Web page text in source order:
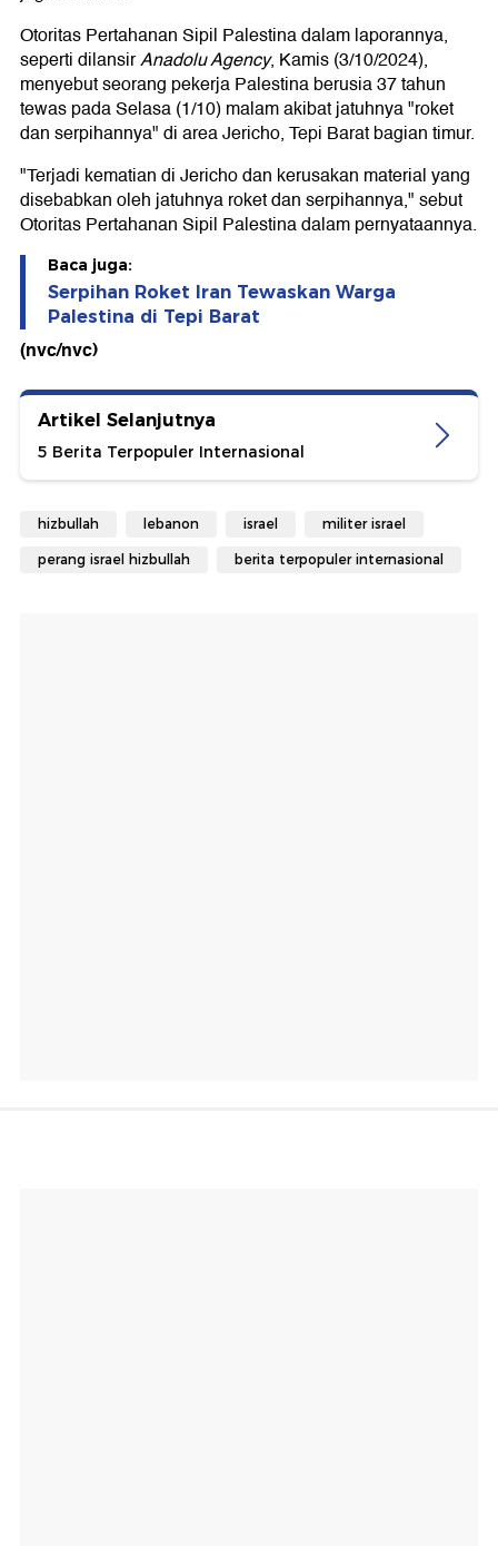
Otoritas Pertahanan Sipil Palestina dalam laporannya,
seperti dilansirAnadolu Agency, Kamis (3/10/2024),
menyebut seorang pekerja Palestina berusia 37 tahun
tewas pada Selasa (1/10) malam akibat jatuhnya "roket
dan serpihannya" di area Jericho, Tepi Barat bagian timur.
"Terjadi kematian di Jericho dan kerusakan material yang
disebabkan oleh jatuhnya roket dan serpihannya," sebut
Otoritas Pertahanan Sipil Palestina dalam pernyataannya.
Baca juga:
Serpihan Roket Iran Tewaskan Warga
Palestina di Tepi Barat
(nvc/nvc)
Artikel Selanjutnya
5 Berita Terpopuler Internasional
hizbullah lebanon israel militer israel
perang israel hizbullah berita terpopuler internasional